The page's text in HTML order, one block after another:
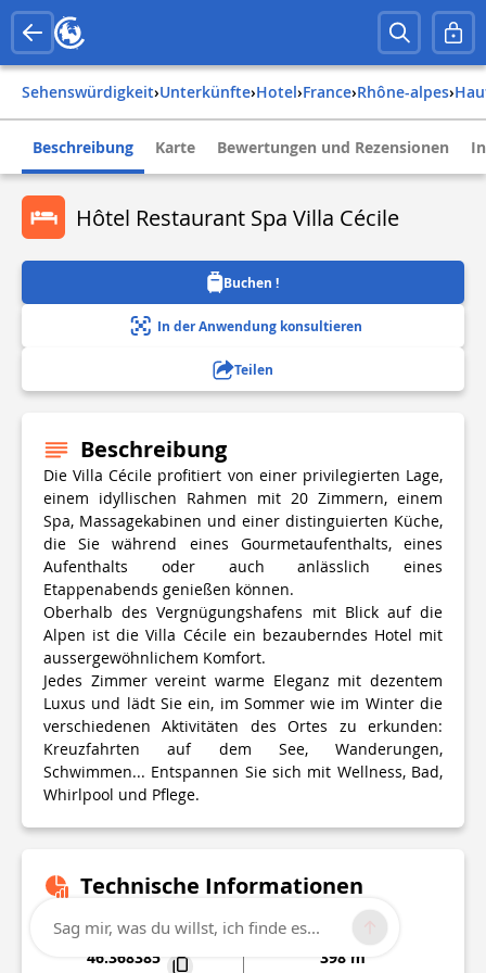
Sehenswürdigkeit› Unterkünfte› Hotel› france› rhône-alpes›
Beschreibung Karte Bewertungen und Rezensionen
Hôtel Restaurant Spa Villa Cécile
Buchen !
In der Anwendung konsultieren
Teilen
Beschreibung
Die Villa Cécile profitiert von einer privilegierten Lage,
einem idyllischen Rahmen mit 20 Zimmern, einem
Spa, Massagekabinen und einer distinguierten Küche,
die Sie während eines Gourmetaufenthalts, eines
Aufenthalts oder auch anlässlich eines
Etappenabends genießen können.
Oberhalb des Vergnügungshafens mit Blick auf die
Alpen ist die Villa Cécile ein bezauberndes Hotel mit
aussergewöhnlichem Komfort.
Jedes Zimmer vereint warme Eleganz mit dezentem
Luxus und lädt Sie ein, im Sommer wie im Winter die
verschiedenen Aktivitäten des Ortes zu erkunden:
Kreuzfahrten auf dem See, Wanderungen,
Schwimmen... Entspannen Sie sich mit Wellness, Bad,
Whirlpool und Pflege.
Technische Informationen
Breite, Länge
46.368385
Höhe
398 m
Sag mir, was du willst, ich finde es...